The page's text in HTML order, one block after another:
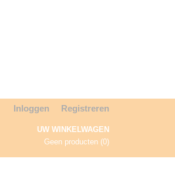
Inloggen Registreren
UW WINKELWAGEN
Geen producten (0)